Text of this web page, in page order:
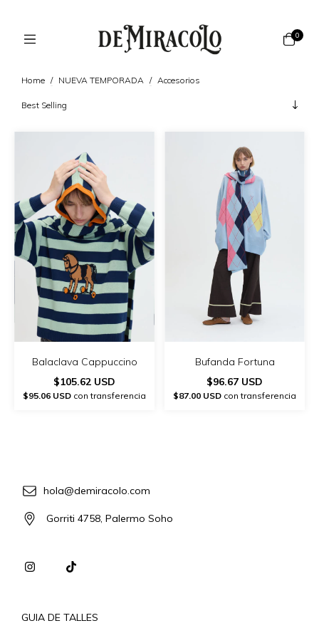
0
Home / NUEVA TEMPORADA / Accesorios
Balaclava Cappuccino
$105.62 USD
$95.06 USD con transferencia
Bufanda Fortuna
$96.67 USD
$87.00 USD con transferencia
hola@demiracolo.com
Gorriti 4758, Palermo Soho
GUIA DE TALLES